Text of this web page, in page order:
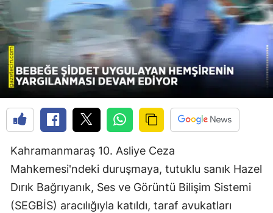
Kahramanmaraş 10. Asliye Ceza
Mahkemesi'ndeki duruşmaya, tutuklu sanık Hazel
Dırık Bağrıyanık, Ses ve Görüntü Bilişim Sistemi
(SEGBİS) aracılığıyla katıldı, taraf avukatları